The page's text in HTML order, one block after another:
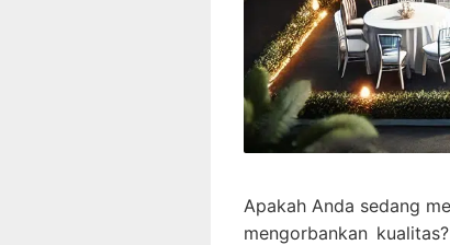
Apakah Anda sedang
mengorbankan